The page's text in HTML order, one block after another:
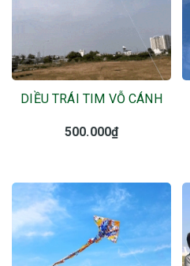
DIỀU TRÁI TIM VỖ CÁNH
500.000₫